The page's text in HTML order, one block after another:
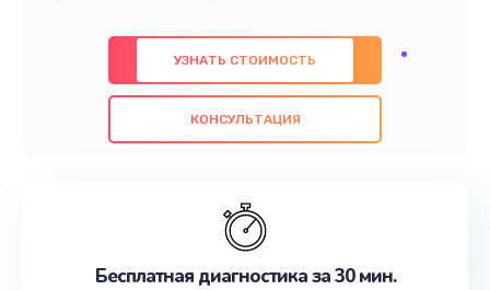
предлагаем быстрый и качественный ремонт с
использованием оригинальных компонентов, а
также гарантируем качество всех
проведенных работ. Наша цель - предоставить
наилучшим образом. Не медлите записаться на
УЗНАТЬ СТОИМОСТЬ
КОНСУЛЬТАЦИЯ
Бесплатная диагностика за 30 мин.